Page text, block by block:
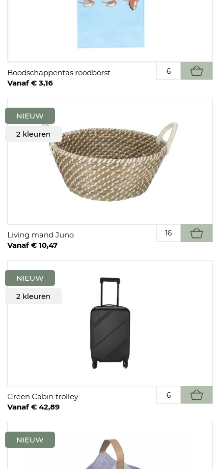
Boodschappentas roodborst
Vanaf € 3,16
NIEUW
2 kleuren
Living mand Juno
Vanaf € 10,47
NIEUW
2 kleuren
Green Cabin trolley
Vanaf € 42,89
NIEUW